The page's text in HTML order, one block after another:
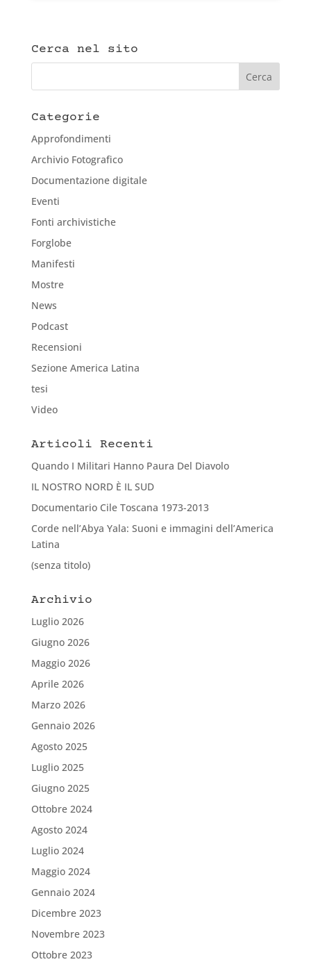
Cerca nel sito
Categorie
Approfondimenti
Archivio Fotografico
Documentazione digitale
Eventi
Fonti archivistiche
Forglobe
Manifesti
Mostre
News
Podcast
Recensioni
Sezione America Latina
tesi
Video
Articoli Recenti
Quando I Militari Hanno Paura Del Diavolo
IL NOSTRO NORD È IL SUD
Documentario Cile Toscana 1973-2013
Corde nell’Abya Yala: Suoni e immagini dell’America
Latina
(senza titolo)
Archivio
Luglio 2026
Giugno 2026
Maggio 2026
Aprile 2026
Marzo 2026
Gennaio 2026
Agosto 2025
Luglio 2025
Giugno 2025
Ottobre 2024
Agosto 2024
Luglio 2024
Maggio 2024
Gennaio 2024
Dicembre 2023
Novembre 2023
Ottobre 2023